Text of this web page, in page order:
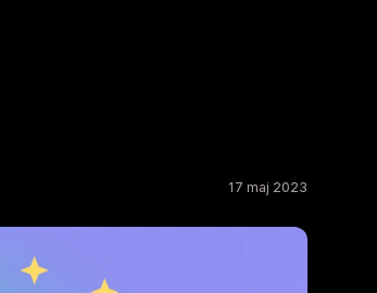
17 maj 2023